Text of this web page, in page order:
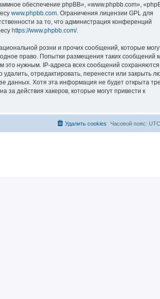
обеспечение phpBB», «www.phpbb.com»,
www.phpbb.com . Ограничения лицензии GPL для
за то, что администрация конференций
https://www.phpbb.com/.
розни и прочих сообщений, которые
право. Попытки размещения таких сообщений
это нужным. IP-адреса всех сообщений
отредактировать, перенести или закрыть
данных. Хотя эта информация не будет открыта
действия хакеров, которые могут привести к
Часовой пояс:
Удалить cookies